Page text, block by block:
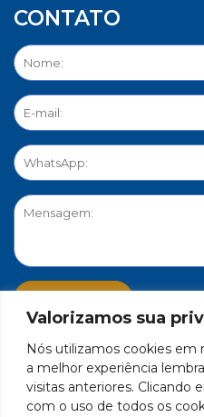
Valorizamos sua
Nós utilizamos cookies em
a melhor experiência
visitas anteriores. Clicando
com o uso de todos os
CONTATO
PORTAL DE PRIVACIDADE